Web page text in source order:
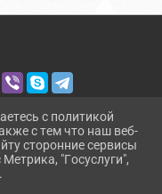
с политикой
с тем что наш веб-
сторонние сервисы
"Госуслуги",